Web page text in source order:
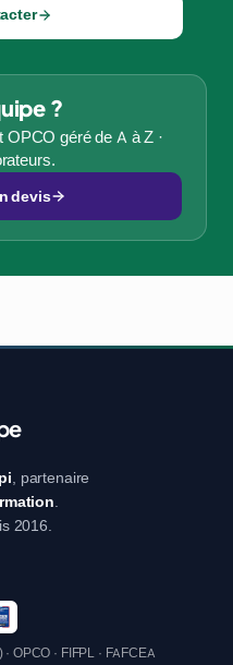
?
géré de A à Z ·
devis
, partenaire
.
2016.
OPCO · FIFPL · FAFCEA